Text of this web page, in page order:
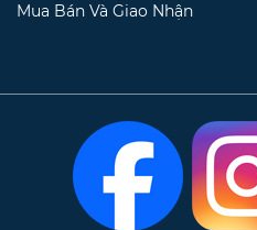
Mua Bán Và Giao Nhận